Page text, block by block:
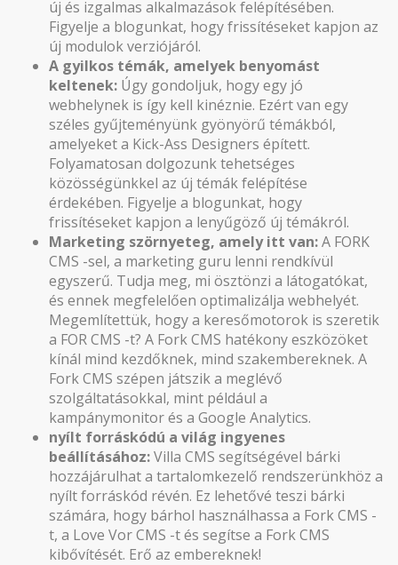
új és izgalmas alkalmazások felépítésében.
Figyelje a blogunkat, hogy frissítéseket kapjon az
új modulok verziójáról.
A gyilkos témák, amelyek benyomást
keltenek: Úgy gondoljuk, hogy egy jó
webhelynek is így kell kinéznie. Ezért van egy
széles gyűjteményünk gyönyörű témákból,
amelyeket a Kick-Ass Designers épített.
Folyamatosan dolgozunk tehetséges
közösségünkkel az új témák felépítése
érdekében. Figyelje a blogunkat, hogy
frissítéseket kapjon a lenyűgöző új témákról.
Marketing szörnyeteg, amely itt van:A FORK
CMS -sel, a marketing guru lenni rendkívül
egyszerű. Tudja meg, mi ösztönzi a látogatókat,
és ennek megfelelően optimalizálja webhelyét.
Megemlítettük, hogy a keresőmotorok is szeretik
a FOR CMS -t? A Fork CMS hatékony eszközöket
kínál mind kezdőknek, mind szakembereknek. A
Fork CMS szépen játszik a meglévő
szolgáltatásokkal, mint például a
kampánymonitor és a Google Analytics.
nyílt forráskódú a világ ingyenes
beállításához:Villa CMS segítségével bárki
hozzájárulhat a tartalomkezelő rendszerünkhöz a
nyílt forráskód révén. Ez lehetővé teszi bárki
számára, hogy bárhol használhassa a Fork CMS -
t, a Love Vor CMS -t és segítse a Fork CMS
kibővítését. Erő az embereknek!